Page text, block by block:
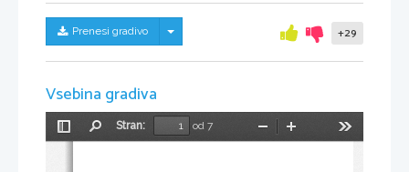
Prenesi gradivo Skrij/prikaži meni +29
Vsebina gradiva
Preklopi
Stran:
od 7
Pomanjšaj